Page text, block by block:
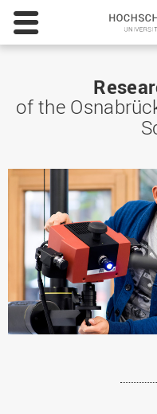
of the